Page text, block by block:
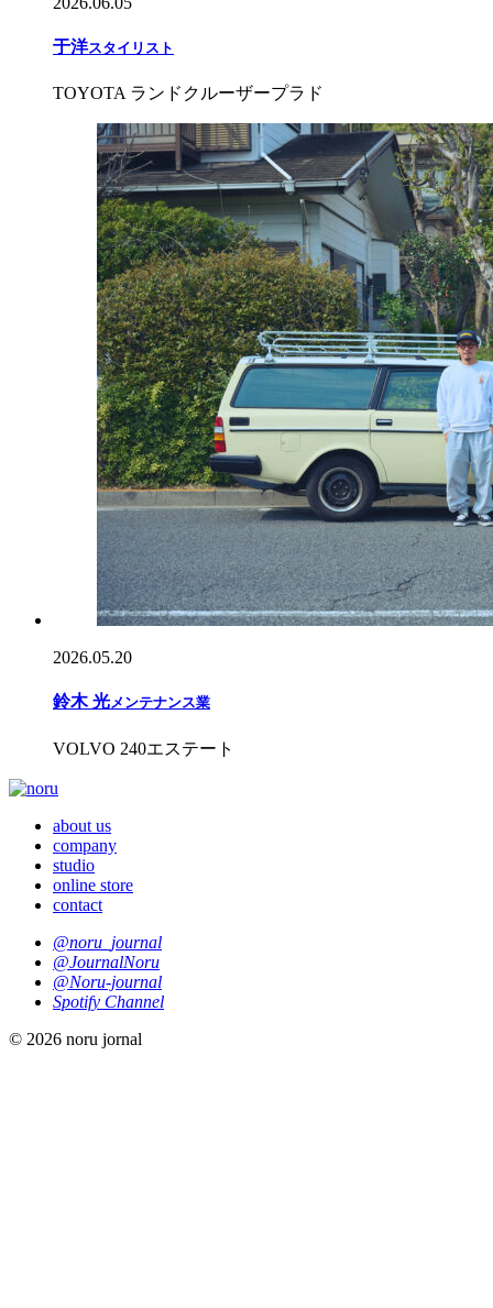
于洋スタイリスト
TOYOTA ランドクルーザープラド
2026.05.20
鈴木 光メンテナンス業
VOLVO 240エステート
about us
company
studio
online store
contact
@noru_journal
@JournalNoru
@Noru-journal
Spotify Channel
© 2026 noru jornal